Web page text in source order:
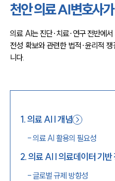
천안 분사무소 오시는 길
천안변호사상담 상담접수
채용정보
1800-7905
천안 의료 AI변호사
의료 AI는 진단·치료·연구 전반에
전성 확보와 관련한 법적·윤리적
니다.
1.의료 AI | 개념
-의료 AI 활용의 필요성
2.의료 AI | 의료데이터 기반
-글로벌 규제 방향성